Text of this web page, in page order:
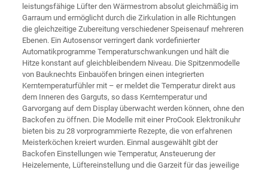
leistungsfähige Lüfter den Wärmestrom absolut gleichmäßig im
Garraum und ermöglicht durch die Zirkulation in alle Richtungen
die gleichzeitige Zubereitung verschiedener Speisenauf mehreren
Ebenen. Ein Autosensor verringert dank vordefinierter
Automatikprogramme Temperaturschwankungen und hält die
Hitze konstant auf gleichbleibendem Niveau. Die Spitzenmodelle
von Bauknechts Einbauöfen bringen einen integrierten
Kerntemperaturfühler mit – er meldet die Temperatur direkt aus
dem Inneren des Garguts, so dass Kerntemperatur und
Garvorgang auf dem Display überwacht werden können, ohne den
Backofen zu öffnen. Die Modelle mit einer ProCook Elektronikuhr
bieten bis zu 28 vorprogrammierte Rezepte, die von erfahrenen
Meisterköchen kreiert wurden. Einmal ausgewählt gibt der
Backofen Einstellungen wie Temperatur, Ansteuerung der
Heizelemente, Lüftereinstellung und die Garzeit für das jeweilige